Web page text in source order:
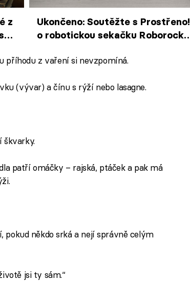
z
Ukončeno: Soutěžte s Prostřeno!
o robotickou sekačku Roborock
příhodu z vaření si nevzpomíná.
(vývar) a čínu s rýží nebo lasagne.
škvarky.
patří omáčky – rajská, ptáček a pak má
pokud někdo srká a nejí správně celým
jsi ty sám.“